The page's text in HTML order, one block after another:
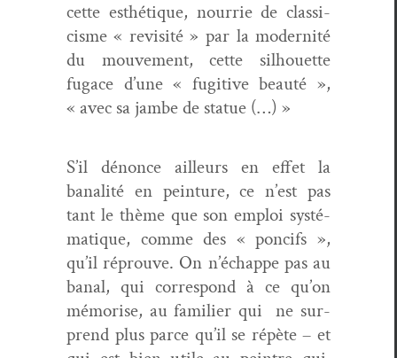
cette esthé­tique, nour­rie de clas­si­
cisme « revis­ité » par la moder­nité
du mou­ve­ment, cette sil­hou­ette
fugace d’une « fugi­tive beauté »,
« avec sa jambe de stat­ue (…) »
S’il dénonce ailleurs en effet la
banal­ité en pein­ture, ce n’est pas
tant le thème que son emploi sys­té­
ma­tique, comme des « pon­cifs »,
qu’il réprou­ve. On n’échappe pas au
banal, qui cor­re­spond à ce qu’on
mémorise, au fam­i­li­er qui ne sur­
prend plus parce qu’il se répète – et